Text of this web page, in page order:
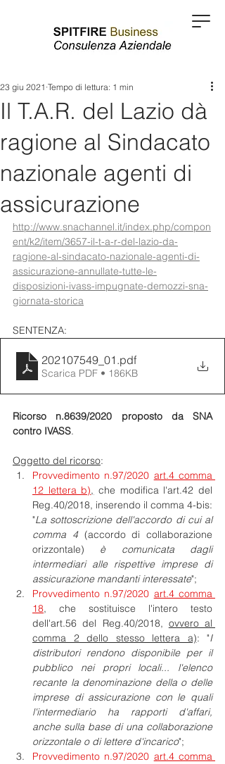
Il T.A.R. del Lazio dà
ragione al Sindacato
nazionale agenti di
assicurazione
23 giu 2021 Tempo di lettura: 1 min
http://www.snachannel.it/index.php/compon
ent/k2/item/3657-il-t-a-r-del-lazio-da-
ragione-al-sindacato-nazionale-agenti-di-
assicurazione-annullate-tutte-le-
disposizioni-ivass-impugnate-demozzi-sna-
giornata-storica
SENTENZA:
202107549_01 .pdf
Scarica PDF • 186KB
Ricorso n.8639/2020 proposto da SNA
contro IVASS.
Oggetto del ricorso:
Provvedimento n.97/2020 art.4 comma
12 lettera b), che modifica l'art.42 del
Reg.40/2018, inserendo il comma 4-bis:
"La sottoscrizione dell'accordo di cui al
comma 4 (accordo di collaborazione
orizzontale) è comunicata dagli
intermediari alle rispettive imprese di
assicurazione mandanti interessate";
Provvedimento n.97/2020 art.4 comma
18, che sostituisce l'intero testo
dell'art.56 del Reg.40/2018, ovvero al
comma 2 dello stesso lettera a): "I
distributori rendono disponibile per il
pubblico nei propri locali... l'elenco
recante la denominazione della o delle
imprese di assicurazione con le quali
l'intermediario ha rapporti d'affari,
anche sulla base di una collaborazione
orizzontale o di lettere d'incarico";
Provvedimento n.97/2020 art.4 comma